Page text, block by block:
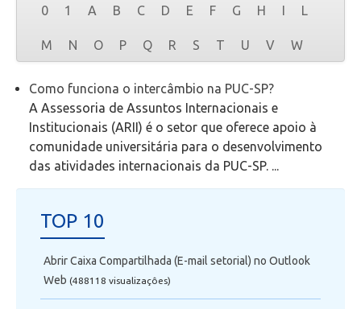
Biblioteca
Wifi
Suporte
0 1 A B C D E F G H I L
M N O P Q R S T U V W
Como funciona o intercâmbio na PUC-SP?
A Assessoria de Assuntos Internacionais e
Institucionais (ARII) é o setor que oferece apoio à
comunidade universitária para o desenvolvimento
das atividades internacionais da PUC-SP. ...
TOP 10
Abrir Caixa Compartilhada (E-mail setorial) no Outlook
Web (488118 visualizaçôes)